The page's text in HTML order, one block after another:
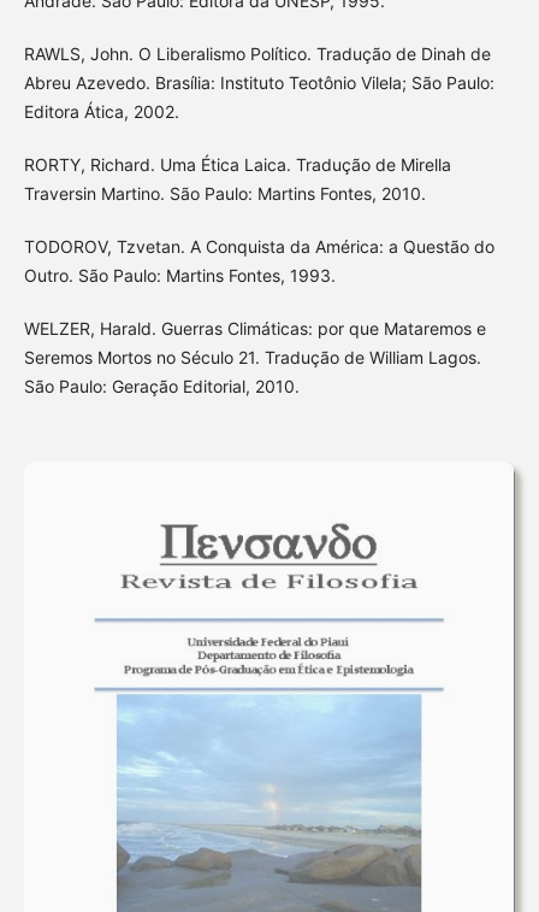
RAWLS, John. O Liberalismo Político. Tradução de Dinah de
Abreu Azevedo. Brasília: Instituto Teotônio Vilela; São Paulo:
Editora Ática, 2002.
RORTY, Richard. Uma Ética Laica. Tradução de Mirella
Traversin Martino. São Paulo: Martins Fontes, 2010.
TODOROV, Tzvetan. A Conquista da América: a Questão do
Outro. São Paulo: Martins Fontes, 1993.
WELZER, Harald. Guerras Climáticas: por que Mataremos e
Seremos Mortos no Século 21. Tradução de William Lagos.
São Paulo: Geração Editorial, 2010.